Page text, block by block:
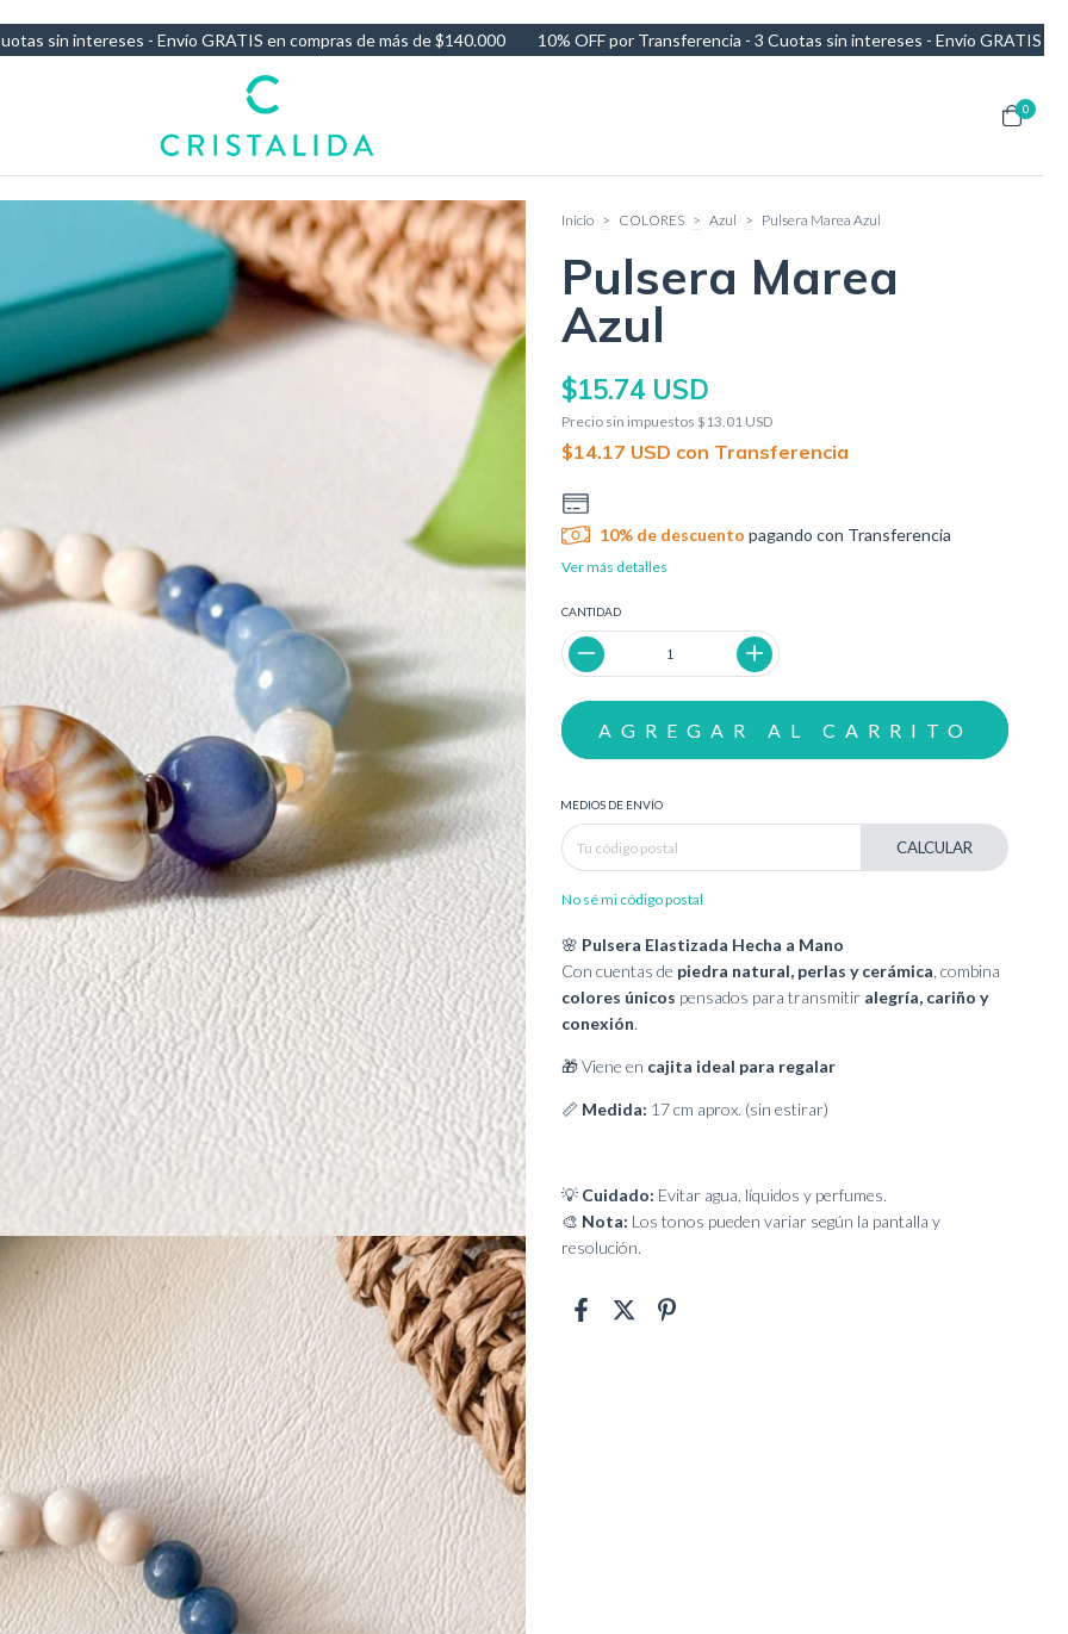
GRATIS en compras de más de $140.000 10% OFF por Transferencia - 3 Cuotas sin intereses - Envío GRATIS en compras de más de
0
Inicio > COLORES > Azul > Pulsera Marea Azul
Pulsera Marea
Azul
$15.74 USD
Precio sin impuestos $13.01 USD
$14.17 USD con Transferencia
10% de descuento pagando con Transferencia
Ver más detalles
CANTIDAD
MEDIOS DE ENVÍO
CALCULAR
No sé mi código postal
🌸 Pulsera Elastizada Hecha a Mano
Con cuentas de piedra natural, perlas y cerámica , combina
colores únicos pensados para transmitir alegría, cariño y
conexión.
🎁 Viene en cajita ideal para regalar
📏 Medida: 17 cm aprox. (sin estirar)
💡 Cuidado: Evitar agua, líquidos y perfumes.
🎨 Nota: Los tonos pueden variar según la pantalla y
resolución.